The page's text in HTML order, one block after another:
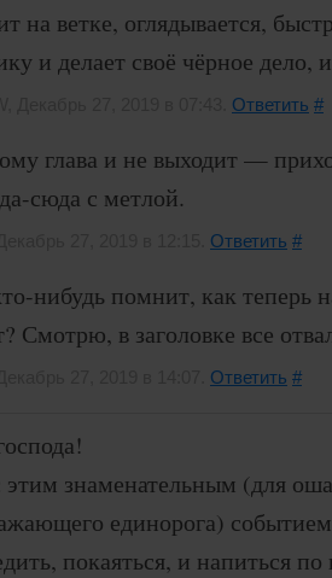
на ветке, оглядывается,
и делает своё чёрное дело,
Ответить #
глава и не выходит —
сюда с метлой.
Ответить #
нибудь помнит, как теперь
Смотрю, в заголовке все
Ответить #
этим знаменательным (для
единорога)
покаяться, и напиться